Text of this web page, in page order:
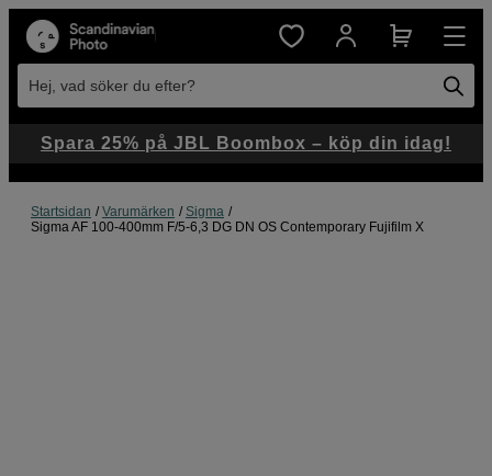
Hej, vad söker du efter?
Startsidan Varumärken
Sigma
Sigma AF 100-400mm F/5-6,3 DG DN OS Contemporary Fujifilm X
Spara 25% på JBL Boombox – köp din idag!